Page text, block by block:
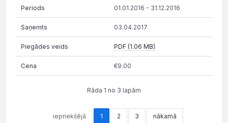
01.01.2016 - 31.12.2016
03.04.2017
PDF (1.06 MB)
€9.00
Rāda 1 no 3 lapām
iepriekšējā 1 2 3 nākamā